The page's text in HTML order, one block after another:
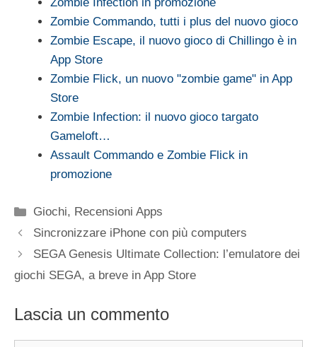
Zombie Commando, tutti i plus del nuovo gioco
Zombie Escape, il nuovo gioco di Chillingo è in
App Store
Zombie Flick, un nuovo "zombie game" in App
Store
Zombie Infection: il nuovo gioco targato
Gameloft…
Assault Commando e Zombie Flick in
promozione
Categorie
Giochi, Recensioni Apps
Sincronizzare iPhone con più computers
SEGA Genesis Ultimate Collection: l’emulatore dei
giochi SEGA, a breve in App Store
Lascia un commento